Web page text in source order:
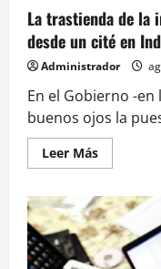
La trastienda de la
desde un cité en
Administrador
En el Gobierno -
buenos ojos la
Leer MásLeer
más
La
trastienda
de
la
inédita